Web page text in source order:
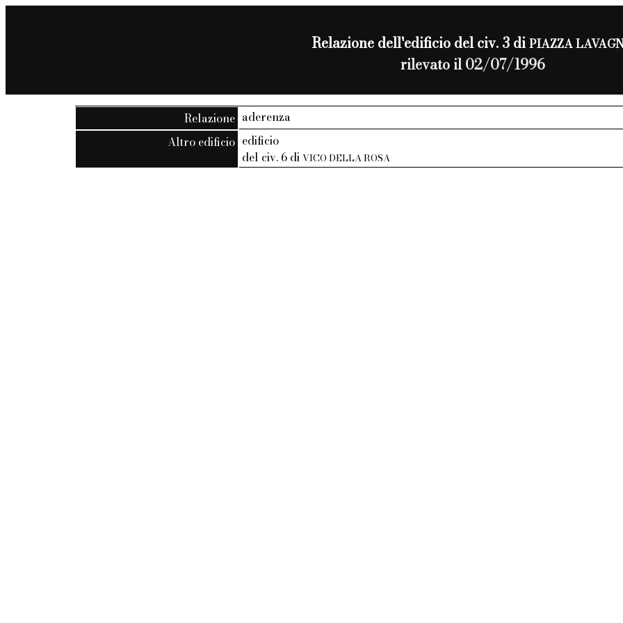
Relazione dell'edificio del civ. 3 diPIAZZA
rilevato il 02/07/1996
Relazione aderenza
Altro edificio edificio
del civ. 6 diVICO DELLA ROSA